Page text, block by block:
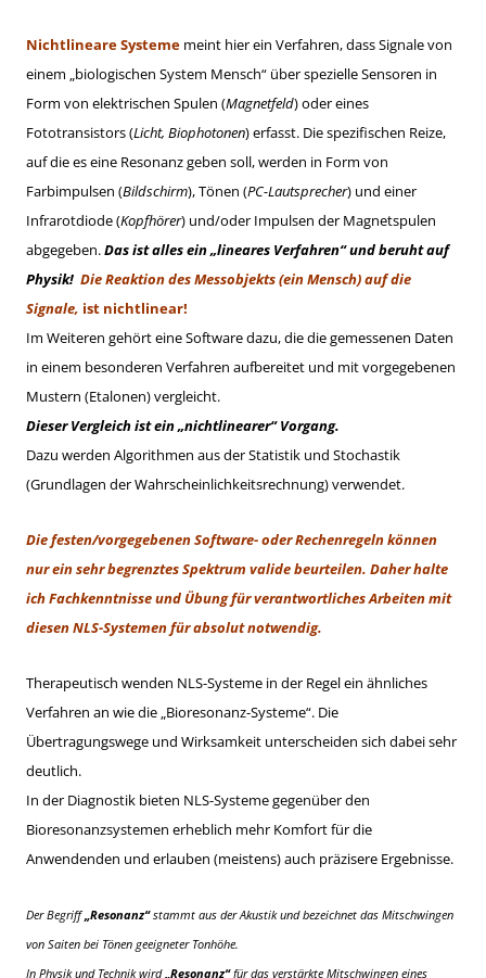
Nichtlineare Systeme meint hier ein Verfahren, dass Signale von
einem „biologischen System Mensch“ über spezielle Sensoren in
Form von elektrischen Spulen (Magnetfeld) oder eines
Fototransistors (Licht, Biophotonen) erfasst. Die spezifischen Reize,
auf die es eine Resonanz geben soll, werden in Form von
Farbimpulsen (Bildschirm), Tönen (PC-Lautsprecher) und einer
Infrarotdiode (Kopfhörer) und/oder Impulsen der Magnetspulen
abgegeben.Das ist alles ein „lineares Verfahren“ und beruht auf
Physik! Die Reaktion des Messobjekts (ein Mensch)auf die
Signale, ist nichtlinear!
Im Weiteren gehört eine Software dazu, die die gemessenen Daten
in einem besonderen Verfahren aufbereitet und mit vorgegebenen
Mustern (Etalonen) vergleicht.
Dieser Vergleich ist ein „nichtlinearer“ Vorgang.
Dazu werden Algorithmen aus der Statistik und Stochastik
(Grundlagen der Wahrscheinlichkeitsrechnung) verwendet.
Die festen/vorgegebenen Software- oder Rechenregeln können
nur ein sehr begrenztes Spektrum valide beurteilen. Daher halte
ich Fachkenntnisse und Übung für verantwortliches Arbeiten mit
diesen NLS-Systemen für absolut notwendig.
Therapeutisch wenden NLS-Systeme in der Regel ein ähnliches
Verfahren an wie die „Bioresonanz-Systeme“. Die
Übertragungswege und Wirksamkeit unterscheiden sich dabei sehr
deutlich.
In der Diagnostik bieten NLS-Systeme gegenüber den
Bioresonanzsystemen erheblich mehr Komfort für die
Anwendenden und erlauben (meistens) auch präzisere Ergebnisse.
Der Begriff„Resonanz“stammt aus der Akustik und bezeichnet das Mitschwingen
von Saiten bei Tönen geeigneter Tonhöhe.
In Physik und Technik wird „Resonanz“für das verstärkte Mitschwingen eines